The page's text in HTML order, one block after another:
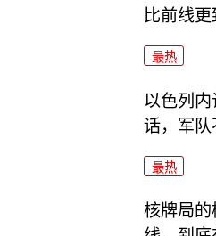
比前线
最热
以色列
话，军队
最热
核牌局